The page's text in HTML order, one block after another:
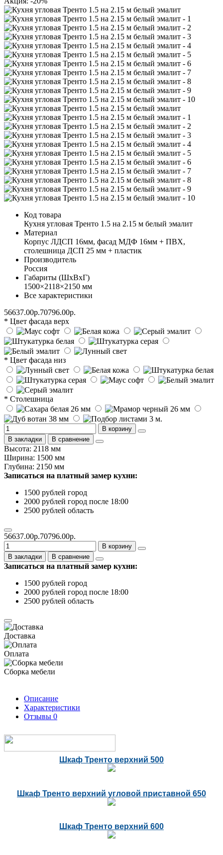
Код товара
Кухня угловая Тренто 1.5 на 2.15 м белый эмалит
Материал
Корпус ЛДСП 16мм, фасад МДФ 16мм + ПВХ,
столешница ДСП 25 мм + пластик
Производитель
Россия
Габариты (ШхВхГ)
1500×2118×2150 мм
Все характеристики
56637.00р.70796.00р.
* Цвет фасада верх
* Цвет фасада низ
* Столешница
В корзину
В закладки
В сравнение
Высота: 2118 мм
Ширина: 1500 мм
Глубина: 2150 мм
Записаться на платный замер кухни:
1500 рублей город
2000 рублей город после 18:00
2500 рублей область
56637.00р.70796.00р.
В корзину
В закладки
В сравнение
Записаться на платный замер кухни:
1500 рублей город
2000 рублей город после 18:00
2500 рублей область
Доставка
Оплата
Сборка мебели
Описание
Характеристики
Отзывы 0
Шкаф Тренто верхний 500
Шкаф Тренто верхний угловой приставной 650
Шкаф Тренто верхний 600